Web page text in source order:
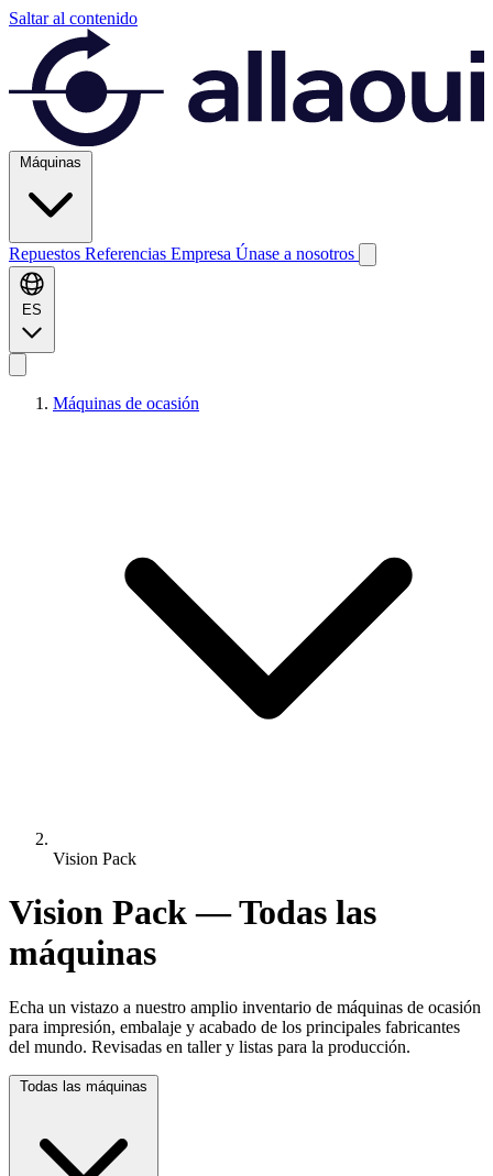
Saltar al contenido
Máquinas
Repuestos Referencias Empresa Únase a nosotros
ES
Máquinas de ocasión
Vision Pack
Vision Pack — Todas las
máquinas
Echa un vistazo a nuestro amplio inventario de máquinas de ocasión
para impresión, embalaje y acabado de los principales fabricantes
del mundo. Revisadas en taller y listas para la producción.
Todas las máquinas